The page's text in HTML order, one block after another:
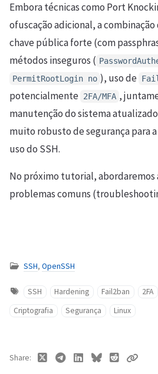
Embora técnicas como Port
ofuscação adicional, a
chave pública forte (com
métodos inseguros (
PermitRootLogin no ), uso de
potencialmente 2FA/MFA ,
manutenção do sistema
muito robusto de segurança para
uso do SSH.
No próximo tutorial, abordaremos
problemas comuns
SSH, OpenSSH
SSH Hardening Fail2ban 2FA
Criptografia
Segurança Linux
Share